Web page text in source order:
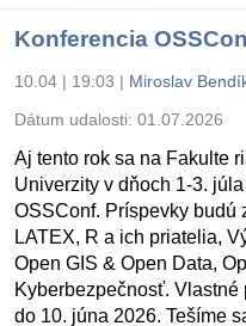
Konferencia
10.04 | 19:03 | Miroslav
Dátum udalosti: 01.07.2026
Aj tento rok sa na Fakulte
Univerzity v dňoch 1-3.
OSSConf. Príspevky budú
LATEX, R a ich priatelia,
Open GIS & Open Data,
Kyberbezpečnosť.
do 10. júna 2026. Tešíme